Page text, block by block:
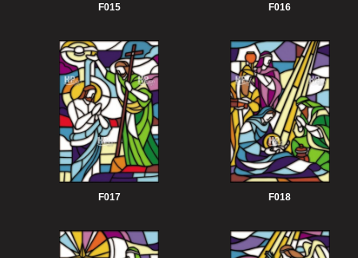
F015 F016
F017 F018